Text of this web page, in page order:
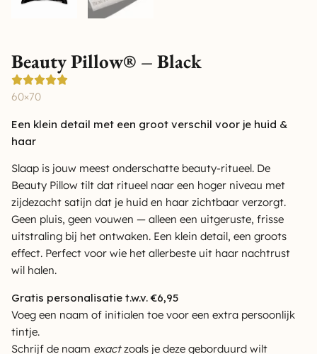
Beauty Pillow® – Black
60×70
Een klein detail met een groot verschil voor je huid &
haar
Slaap is jouw meest onderschatte beauty-ritueel. De
Beauty Pillow tilt dat ritueel naar een hoger niveau met
zijdezacht satijn dat je huid en haar zichtbaar verzorgt.
Geen pluis, geen vouwen — alleen een uitgeruste, frisse
uitstraling bij het ontwaken. Een klein detail, een groots
effect. Perfect voor wie het allerbeste uit haar nachtrust
wil halen.
Gratis personalisatie t.w.v. €6,95
Voeg een naam of initialen toe voor een extra persoonlijk
tintje.
Schrijf de naam exactzoals je deze geborduurd wilt